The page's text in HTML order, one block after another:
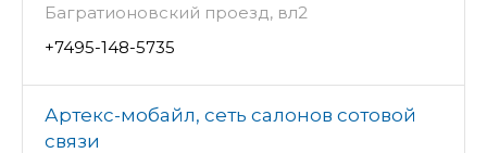
Багратионовский проезд, вл2
+7495-148-5735
Артекс-мобайл, сеть салонов сотовой
связи